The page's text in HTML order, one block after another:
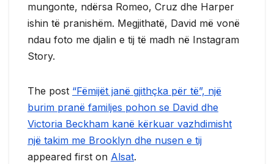
mungonte, ndërsa Romeo, Cruz dhe Harper
ishin të pranishëm. Megjithatë, David më vonë
ndau foto me djalin e tij të madh në Instagram
Story.
The post “Fëmijët janë gjithçka për të”, një
burim pranë familjes pohon se David dhe
Victoria Beckham kanë kërkuar vazhdimisht
një takim me Brooklyn dhe nusen e tij
appeared first on Alsat.